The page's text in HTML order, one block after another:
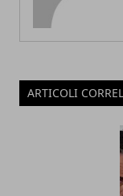
ARTICOLI